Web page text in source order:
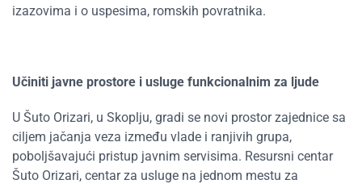
izazovima i o uspesima, romskih povratnika.
Učiniti javne prostore i usluge funkcionalnim za ljude
U Šuto Orizari, u Skoplju, gradi se novi prostor zajednice sa
ciljem jačanja veza između vlade i ranjivih grupa,
poboljšavajući pristup javnim servisima. Resursni centar
Šuto Orizari, centar za usluge na jednom mestu za